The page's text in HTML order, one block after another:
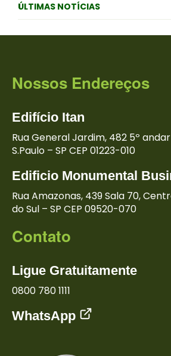
ÚLTIMAS NOTÍCIAS
Nossos Endereços
Edifício Itan
Rua General Jardim, 482 5º
S.Paulo – SP CEP 01223-010
Edificio Monumental
Rua Amazonas, 439 Sala 70,
do Sul – SP CEP 09520-070
Contato
Ligue Gratuitamente
0800 780 1111
WhatsApp